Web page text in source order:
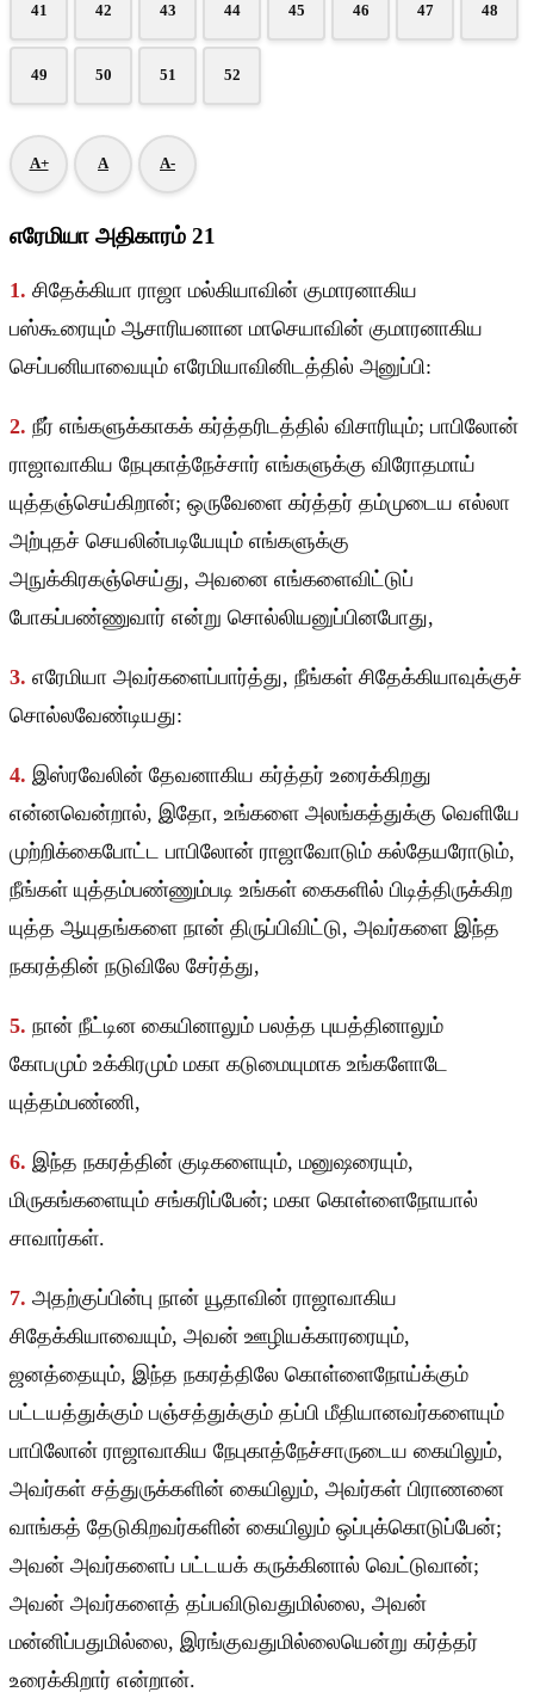
41 42 43 44 45 46 47 48
49 50 51 52
A+ A A-
எரேமியா அதிகாரம் 21
1. சிதேக்கியா ராஜா மல்கியாவின் குமாரனாகிய
பஸ்கூரையும் ஆசாரியனான மாசெயாவின் குமாரனாகிய
செப்பனியாவையும் எரேமியாவினிடத்தில் அனுப்பி:
2. நீர் எங்களுக்காகக் கர்த்தரிடத்தில் விசாரியும்; பாபிலோன்
ராஜாவாகிய நேபுகாத்நேச்சார் எங்களுக்கு விரோதமாய்
யுத்தஞ்செய்கிறான்; ஒருவேளை கர்த்தர் தம்முடைய எல்லா
அற்புதச் செயலின்படியேயும் எங்களுக்கு
அநுக்கிரகஞ்செய்து, அவனை எங்களைவிட்டுப்
போகப்பண்ணுவார் என்று சொல்லியனுப்பினபோது,
3. எரேமியா அவர்களைப்பார்த்து, நீங்கள் சிதேக்கியாவுக்குச்
சொல்லவேண்டியது:
4. இஸ்ரவேலின் தேவனாகிய கர்த்தர் உரைக்கிறது
என்னவென்றால், இதோ, உங்களை அலங்கத்துக்கு வெளியே
முற்றிக்கைபோட்ட பாபிலோன் ராஜாவோடும் கல்தேயரோடும்,
நீங்கள் யுத்தம்பண்ணும்படி உங்கள் கைகளில் பிடித்திருக்கிற
யுத்த ஆயுதங்களை நான் திருப்பிவிட்டு, அவர்களை இந்த
நகரத்தின் நடுவிலே சேர்த்து,
5. நான் நீட்டின கையினாலும் பலத்த புயத்தினாலும்
கோபமும் உக்கிரமும் மகா கடுமையுமாக உங்களோடே
யுத்தம்பண்ணி,
6. இந்த நகரத்தின் குடிகளையும், மனுஷரையும்,
மிருகங்களையும் சங்கரிப்பேன்; மகா கொள்ளைநோயால்
சாவார்கள்.
7. அதற்குப்பின்பு நான் யூதாவின் ராஜாவாகிய
சிதேக்கியாவையும், அவன் ஊழியக்காரரையும்,
ஜனத்தையும், இந்த நகரத்திலே கொள்ளைநோய்க்கும்
பட்டயத்துக்கும் பஞ்சத்துக்கும் தப்பி மீதியானவர்களையும்
பாபிலோன் ராஜாவாகிய நேபுகாத்நேச்சாருடைய கையிலும்,
அவர்கள் சத்துருக்களின் கையிலும், அவர்கள் பிராணனை
வாங்கத் தேடுகிறவர்களின் கையிலும் ஒப்புக்கொடுப்பேன்;
அவன் அவர்களைப் பட்டயக் கருக்கினால் வெட்டுவான்;
அவன் அவர்களைத் தப்பவிடுவதுமில்லை, அவன்
மன்னிப்பதுமில்லை, இரங்குவதுமில்லையென்று கர்த்தர்
உரைக்கிறார் என்றான்.